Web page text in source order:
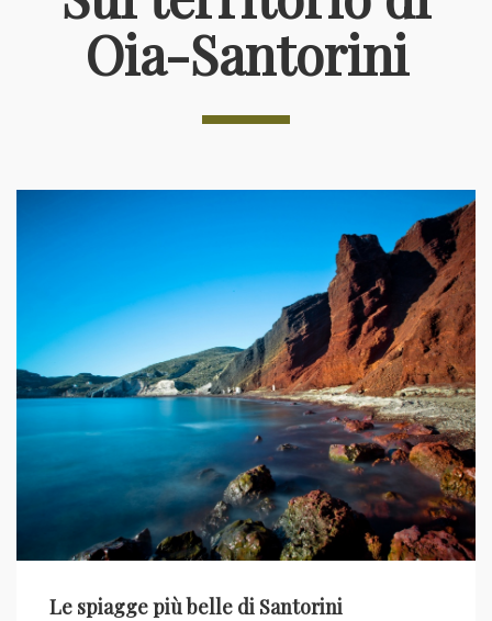
Oia-Santorini
Le spiagge più belle di Santorini